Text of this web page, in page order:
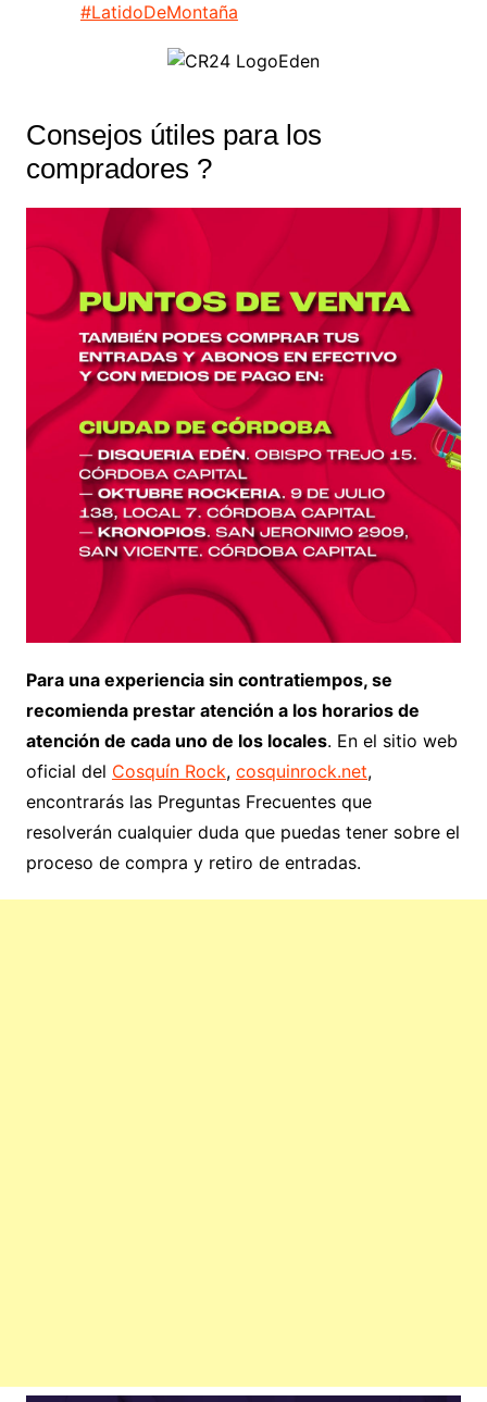
#LatidoDeMontaña
Consejos útiles para los
compradores ?
Para una experiencia sin contratiempos, se
recomienda prestar atención a los horarios de
atención de cada uno de los locales. En el sitio web
oficial del Cosquín Rock, cosquinrock.net,
encontrarás las Preguntas Frecuentes que
resolverán cualquier duda que puedas tener sobre el
proceso de compra y retiro de entradas.